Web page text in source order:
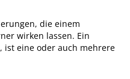
die einem
wirken lassen. Ein
ist eine oder auch mehrere